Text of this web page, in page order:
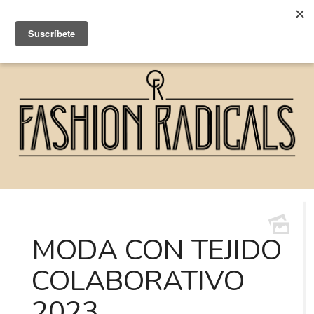
MODA CON TEJIDO
COLABORATIVO